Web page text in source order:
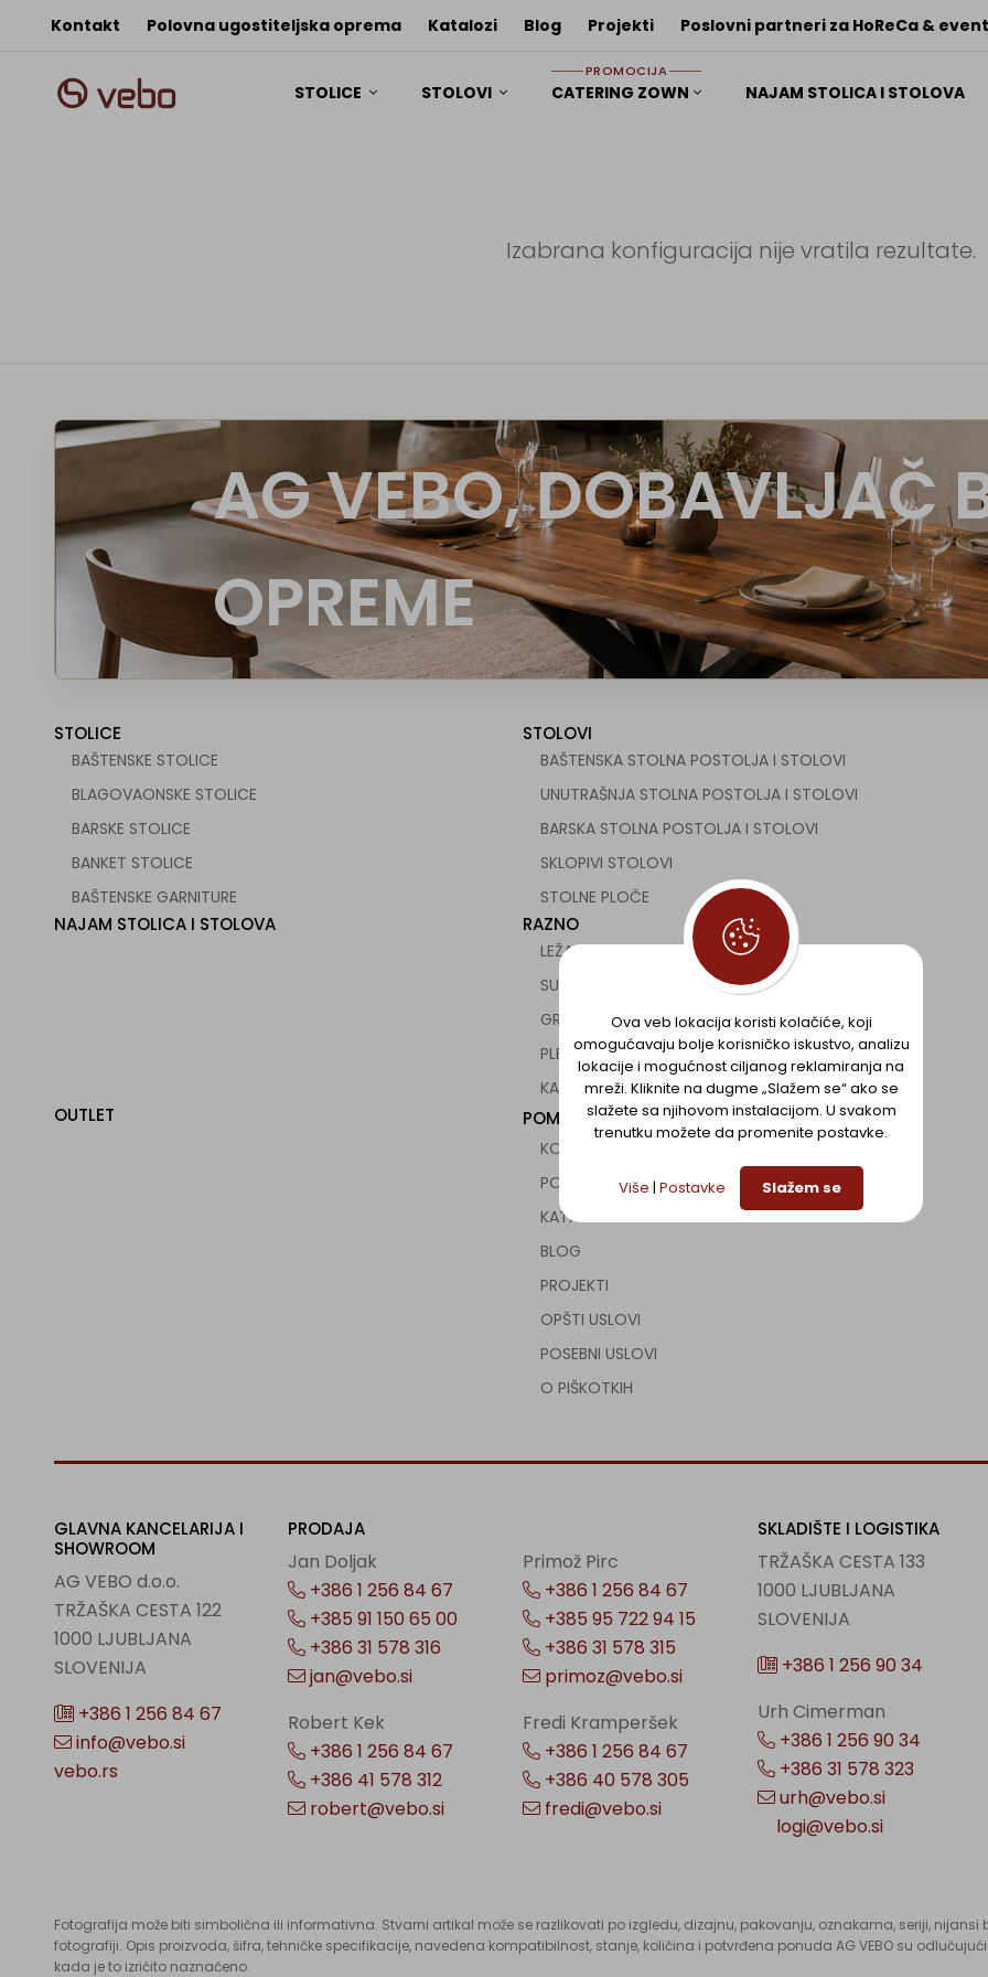
Kontakt Polovna ugostiteljska oprema Katalozi Blog Projekti Poslovni partneri za HoReCa &
STOLICE STOLOVI
PROMOCIJA
CATERING ZOWN NAJAM STOLICA I STOLOVA
Izabrana konfiguracija nije vratila rezultate.
AG VEBO, DOBAVLJAČ
OPREME
STOLICE
BAŠTENSKE STOLICE
BLAGOVAONSKE STOLICE
BARSKE STOLICE
BANKET STOLICE
BAŠTENSKE GARNITURE
STOLOVI
BAŠTENSKA STOLNA POSTOLJA I STOLOVI
UNUTRAŠNJA STOLNA POSTOLJA I STOLOVI
BARSKA STOLNA POSTOLJA I STOLOVI
SKLOPIVI STOLOVI
STOLNE PLOČE
NAJAM STOLICA I STOLOVA RAZNO
LEŽALJKE
SUNCOBRANI
GRIJALICE ZA TERASE
PLETENICA ZA ZAKLJUČAVANJE
KANCELARIJSKA OPREMA
OUTLET POMOĆ
KONTAKT
POLOVNA UGOSTITELJSKA OPREMA
KATALOZI
BLOG
PROJEKTI
OPŠTI USLOVI
POSEBNI USLOVI
O PIŠKOTKIH
GLAVNA KANCELARIJA I
SHOWROOM
AG VEBO d.o.o.
TRŽAŠKA CESTA 122
1000 LJUBLJANA
SLOVENIJA
+386 1 256 84 67
info@vebo.si
vebo.rs
PRODAJA
Jan Doljak
+386 1 256 84 67
+385 91 150 65 00
+386 31 578 316
jan@vebo.si
Primož Pirc
+386 1 256 84 67
+385 95 722 94 15
+386 31 578 315
primoz@vebo.si
Robert Kek
+386 1 256 84 67
+386 41 578 312
robert@vebo.si
Fredi Kramperšek
+386 1 256 84 67
+386 40 578 305
fredi@vebo.si
SKLADIŠTE I LOGISTIKA
TRŽAŠKA CESTA 133
1000 LJUBLJANA
SLOVENIJA
+386 1 256 90 34
Urh Cimerman
+386 1 256 90 34
+386 31 578 323
urh@vebo.si
logi@vebo.si
Fotografija može biti simbolična ili informativna. Stvarni artikal može se razlikovati po izgledu, dizajnu, pakovanju, oznakama, seriji,
fotografiji. Opis proizvoda, šifra, tehničke specifikacije, navedena kompatibilnost, stanje, količina i potvrđena ponuda AG VEBO su
kada je to izričito naznačeno.
Ova veb lokacija koristi kolačiće, koji
omogućavaju bolje korisničko iskustvo, analizu
lokacije i mogućnost ciljanog reklamiranja na
mreži. Kliknite na dugme „Slažem se“ ako se
slažete sa njihovom instalacijom. U svakom
trenutku možete da promenite postavke.
Više | Postavke Slažem se